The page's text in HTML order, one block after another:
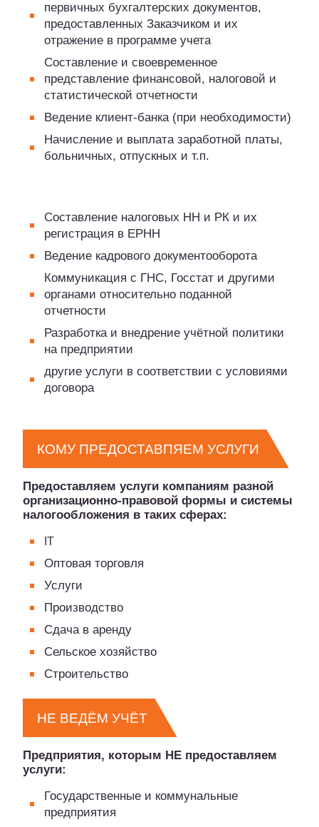
первичных бухгалтерских документов,
предоставленных Заказчиком и их
отражение в программе учета
Составление и своевременное
представление финансовой, налоговой и
статистической отчетности
Ведение клиент-банка (при необходимости)
Начисление и выплата заработной платы,
больничных, отпускных и т.п.
Составление налоговых НН и РК и их
регистрация в ЕРНН
Ведение кадрового документооборота
Коммуникация с ГНС, Госстат и другими
органами относительно поданной
отчетности
Разработка и внедрение учётной политики
на предприятии
другие услуги в соответствии с условиями
договора
КОМУ ПРЕДОСТАВПЯЕМ УСЛУГИ
Предоставляем услуги компаниям разной
организационно-правовой формы и системы
налогообложения в таких сферах:
ІТ
Оптовая торговля
Услуги
Производство
Сдача в аренду
Сельское хозяйство
Строительство
НЕ ВЕДЁМ УЧЁТ
Предприятия, которым НЕ предоставляем
услуги:
Государственные и коммунальные
предприятия